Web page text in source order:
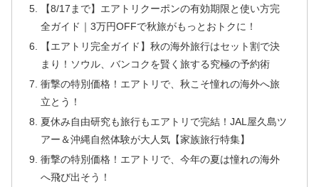
【8/17まで】エアトリクーポンの有効期限と使い方完
全ガイド｜3万円OFFで秋旅がもっとおトクに！
【エアトリ完全ガイド】秋の海外旅行はセット割で決
まり！ソウル、バンコクを賢く旅する究極の予約術
衝撃の特別価格！エアトリで、秋こそ憧れの海外へ旅
立とう！
夏休み自由研究も旅行もエアトリで完結！JAL屋久島ツ
アー＆沖縄自然体験が大人気【家族旅行特集】
衝撃の特別価格！エアトリで、今年の夏は憧れの海外
へ飛び出そう！